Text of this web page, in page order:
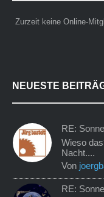
Zurzeit keine Online-
NEUESTE
RE:
Wieso
Nacht....
Von
RE: